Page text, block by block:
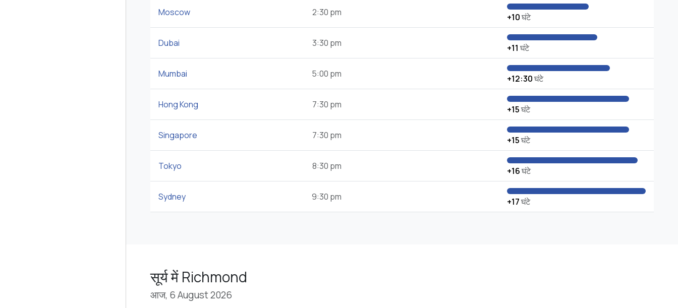
Moscow 2:30 pm +10घंटे
Dubai 3:30 pm +11 घंटे
Mumbai 5:00 pm +12:30घंटे
Hong Kong 7:30 pm +15घंटे
Singapore 7:30 pm +15घंटे
Tokyo 8:30 pm +16घंटे
Sydney 9:30 pm +17घंटे
सूर्य में Richmond
आज, 6 August 2026